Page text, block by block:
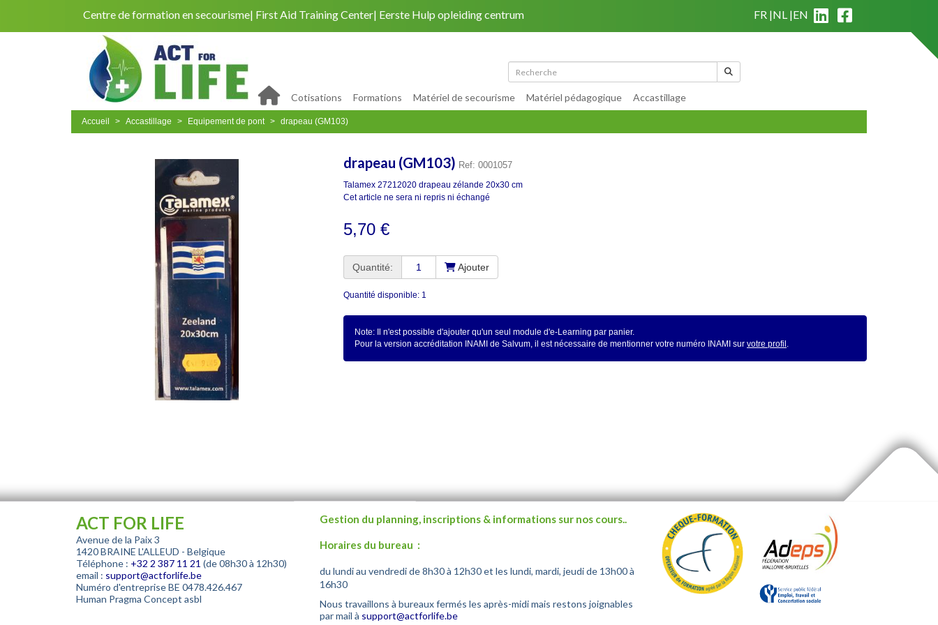
Centre de formation en secourisme First Aid Training Center Eerste Hulp opleiding centrum FR NL EN
Cotisations Formations Matériel de secourisme Matériel pédagogique Accastillage
Accueil Accastillage Equipement de pont drapeau (GM103)
drapeau (GM103) Ref: 0001057
Talamex 27212020 drapeau zélande 20x30 cm
Cet article ne sera ni repris ni échangé
5,70 €
Quantité: Ajouter
Quantité disponible: 1
Note: Il n'est possible d'ajouter qu'un seul module d'e-Learning par panier.
Pour la version accréditation INAMI de Salvum, il est nécessaire de mentionner votre numéro INAMI sur votre profil .
ACT FOR LIFE
Avenue de la Paix 3
1420 BRAINE L'ALLEUD - Belgique
Téléphone : +32 2 387 11 21 (de 08h30 à 12h30)
email : support@actforlife.be
Numéro d'entreprise BE 0478.426.467
Human Pragma Concept asbl
Gestion du planning, inscriptions & informations sur nos cours..
Horaires du bureau :
du lundi au vendredi de 8h30 à 12h30 et les lundi, mardi, jeudi de 13h00 à
16h30
Nous travaillons à bureaux fermés les après-midi mais restons joignables
par mail à support@actforlife.be